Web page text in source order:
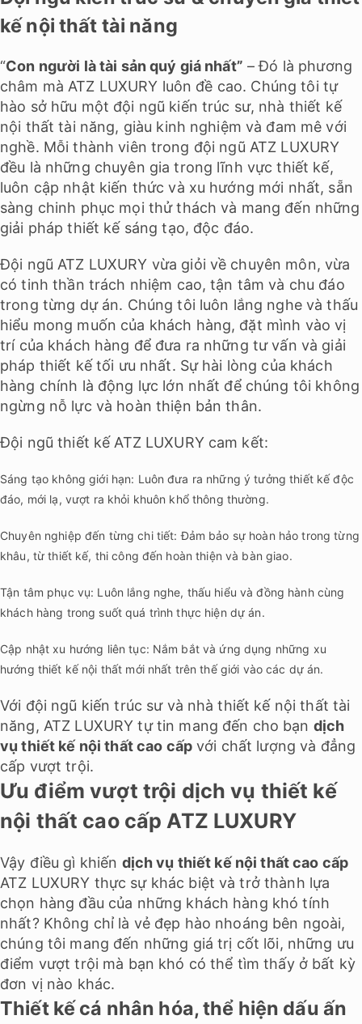
kế nội thất tài năng
“Con người là tài sản quý giá nhất” – Đó là phương
châm mà ATZ LUXURY luôn đề cao. Chúng tôi tự
hào sở hữu một đội ngũ kiến trúc sư, nhà thiết kế
nội thất tài năng, giàu kinh nghiệm và đam mê với
nghề. Mỗi thành viên trong đội ngũ ATZ LUXURY
đều là những chuyên gia trong lĩnh vực thiết kế,
luôn cập nhật kiến thức và xu hướng mới nhất, sẵn
sàng chinh phục mọi thử thách và mang đến những
giải pháp thiết kế sáng tạo, độc đáo.
Đội ngũ ATZ LUXURY vừa giỏi về chuyên môn, vừa
có tinh thần trách nhiệm cao, tận tâm và chu đáo
trong từng dự án. Chúng tôi luôn lắng nghe và thấu
hiểu mong muốn của khách hàng, đặt mình vào vị
trí của khách hàng để đưa ra những tư vấn và giải
pháp thiết kế tối ưu nhất. Sự hài lòng của khách
hàng chính là động lực lớn nhất để chúng tôi không
ngừng nỗ lực và hoàn thiện bản thân.
Đội ngũ thiết kế ATZ LUXURY cam kết:
Sáng tạo không giới hạn: Luôn đưa ra những ý tưởng thiết kế độc
đáo, mới lạ, vượt ra khỏi khuôn khổ thông thường.
Chuyên nghiệp đến từng chi tiết: Đảm bảo sự hoàn hảo trong từng
khâu, từ thiết kế, thi công đến hoàn thiện và bàn giao.
Tận tâm phục vụ: Luôn lắng nghe, thấu hiểu và đồng hành cùng
khách hàng trong suốt quá trình thực hiện dự án.
Cập nhật xu hướng liên tục: Nắm bắt và ứng dụng những xu
hướng thiết kế nội thất mới nhất trên thế giới vào các dự án.
Với đội ngũ kiến trúc sư và nhà thiết kế nội thất tài
năng, ATZ LUXURY tự tin mang đến cho bạn dịch
vụ thiết kế nội thất cao cấpvới chất lượng và đẳng
cấp vượt trội.
Ưu điểm vượt trội dịch vụ thiết kế
nội thất cao cấp ATZ LUXURY
Vậy điều gì khiến dịch vụ thiết kế nội thất cao cấp
ATZ LUXURY thực sự khác biệt và trở thành lựa
chọn hàng đầu của những khách hàng khó tính
nhất? Không chỉ là vẻ đẹp hào nhoáng bên ngoài,
chúng tôi mang đến những giá trị cốt lõi, những ưu
điểm vượt trội mà bạn khó có thể tìm thấy ở bất kỳ
đơn vị nào khác.
Thiết kế cá nhân hóa, thể hiện dấu ấn